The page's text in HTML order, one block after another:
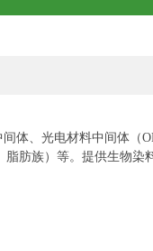
间体、光电材料中间体（
肪族）等。提供生物染